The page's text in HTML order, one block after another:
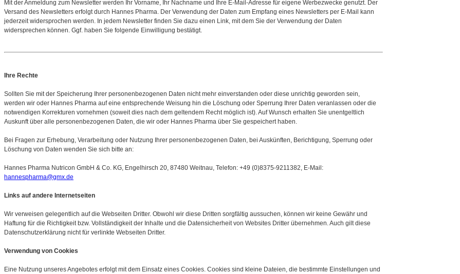
Mit der Anmeldung zum Newsletter werden Ihr Vorname, Ihr Nachname und Ihre E-Mail-Adresse für eigene Werbezwecke genutzt. Der
Versand des Newsletters erfolgt durch Hannes Pharma. Der Verwendung der Daten zum Empfang eines Newsletters per E-Mail kann
jederzeit widersprochen werden. In jedem Newsletter finden Sie dazu einen Link, mit dem Sie der Verwendung der Daten
widersprechen können. Ggf. haben Sie folgende Einwilligung bestätigt.
Ihre Rechte
Sollten Sie mit der Speicherung Ihrer personenbezogenen Daten nicht mehr einverstanden oder diese unrichtig geworden sein,
werden wir oder Hannes Pharma auf eine entsprechende Weisung hin die Löschung oder Sperrung Ihrer Daten veranlassen oder die
notwendigen Korrekturen vornehmen (soweit dies nach dem geltendem Recht möglich ist). Auf Wunsch erhalten Sie unentgeltlich
Auskunft über alle personenbezogenen Daten, die wir oder Hannes Pharma über Sie gespeichert haben.
Bei Fragen zur Erhebung, Verarbeitung oder Nutzung Ihrer personenbezogenen Daten, bei Auskünften, Berichtigung, Sperrung oder
Löschung von Daten wenden Sie sich bitte an:
Hannes Pharma Nutricon GmbH & Co. KG, Engelhirsch 20, 87480 Weitnau, Telefon: +49 (0)8375-9211382, E-Mail:
hannespharma@gmx.de
Links auf andere Internetseiten
Wir verweisen gelegentlich auf die Webseiten Dritter. Obwohl wir diese Dritten sorgfältig aussuchen, können wir keine Gewähr und
Haftung für die Richtigkeit bzw. Vollständigkeit der Inhalte und die Datensicherheit von Websites Dritter übernehmen. Auch gilt diese
Datenschutzerklärung nicht für verlinkte Webseiten Dritter.
Verwendung von Cookies
Eine Nutzung unseres Angebotes erfolgt mit dem Einsatz eines Cookies. Cookies sind kleine Dateien, die bestimmte Einstellungen und